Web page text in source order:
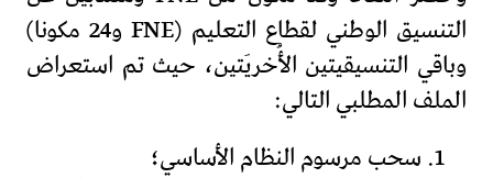
التنسيق الوطني لقطاع التعليم (FNE و24 مكونا)
وباقي التنسيقيتين الأُخريَتين، حيث تم استعراض
الملف المطلبي التالي:
1. سحب مرسوم النظام الأساسي؛